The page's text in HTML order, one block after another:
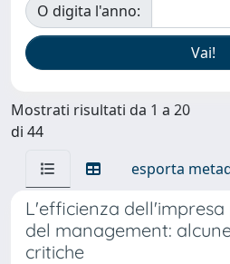
O digita l'anno:
Mostrati risultati da 1 a 20
di 44
esporta
L'efficienza
del management:
critiche